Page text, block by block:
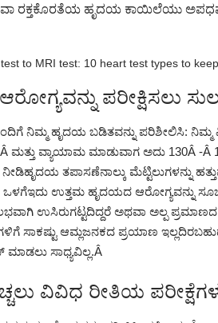
ಹೃದಯ ಕಾಯಿಲೆಯು
ಪರೀಕ್ಷಿಸಲು
ನಿಮ್ಮ ಹೃದಯ ಬಡಿತವನ್ನು ಪರಿಶೀಲಿಸಿ: ನಿಮ್ಮ
ಮತ್ತು ವ್ಯಾಯಾಮ ಮಾಡುವಾಗ ಅದು 130Â -
ನೀಡಿಹೃದಯ ತಪಾಸಣೆನಾಲ್ಕು ಮೆಟ್ಟಿಲುಗಳನ್ನು
ಒಳಗೆಇದು ಉತ್ತಮ ಹೃದಯದ ಆರೋಗ್ಯವನ್ನು
ಉಸಿರುಗಟ್ಟದಿದ್ದರೆ ಅಥವಾ ಅಲ್ಪ
ಸಾಕಷ್ಟು ಆಮ್ಲಜನಕದ ಪ್ರಯಾಣ
ಸಾಧ್ಯವಿಲ್ಲ.Â
ವಿವಿಧ ರೀತಿಯ